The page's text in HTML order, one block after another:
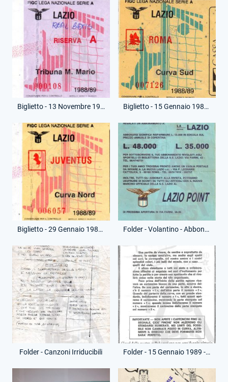
Biglietto - 13 Novembre 1988 - Amichevole - Lazio-Real Betis Biglietto - 15 Gennaio 1989 - Campionato Serie A - Lazio-Roma
Biglietto - 29 Gennaio 1989 - Campionato Serie A - Lazio-Juventus Folder - Volantino - Abbonamento La nuova Lazio
Folder - Canzoni Irriducibili Folder - 15 Gennaio 1989 - Volantino Eagles' Supporters - Lazio-Roma